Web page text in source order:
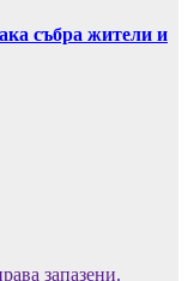
събра жители и
запазени.